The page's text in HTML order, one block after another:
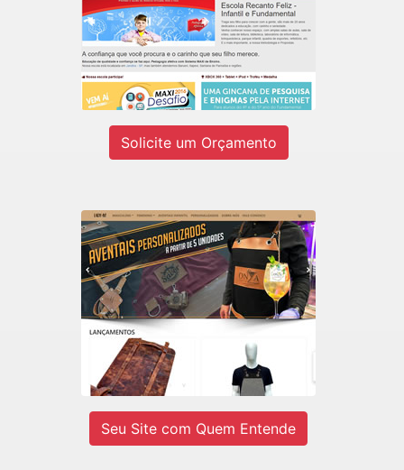
Escola de educação infantil do 1º ao
5º ano em Jandira-SP.
Ver site
Solicite um Orçamento
LADY-IV
E-commerce de Aventais Profissionais
Ver site
Seu Site com Quem Entende